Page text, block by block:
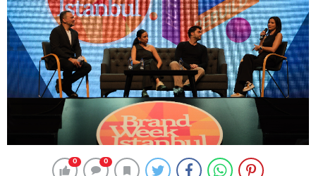
0 0